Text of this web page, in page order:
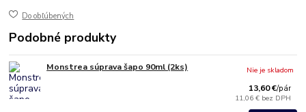
Do obľúbených
Podobné produkty
Monstrea súprava šapo 90ml (2ks)
13,60 €/pár
11,06 € bez DPH
Nie je skladom